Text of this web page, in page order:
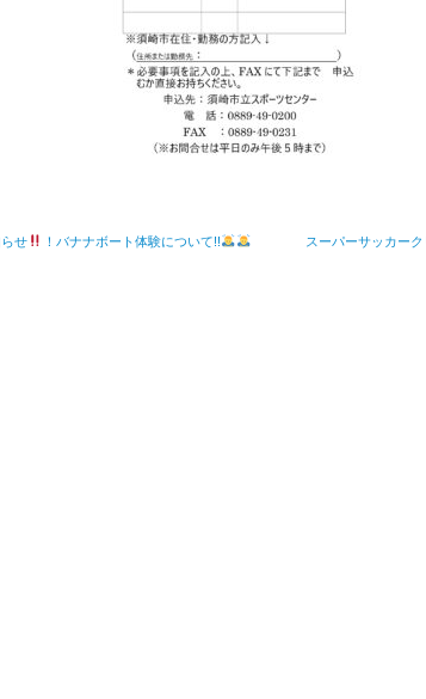
せ ！バナナボート体験について!! スーパーサッカーク